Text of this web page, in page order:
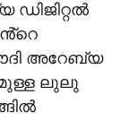
അറേബ്യ
ലുലു